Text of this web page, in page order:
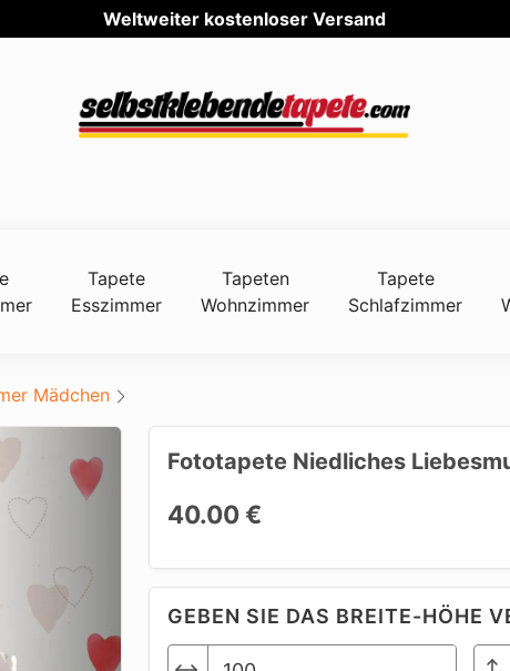
Weltw
Tapete
Esszimmer
Tapeten
Wohnzimmer
Tapete
Schlafzimmer
Mädchen
Fototapete Niedliches
40.00 €
GEBEN SIE DAS BREITE-HÖHE